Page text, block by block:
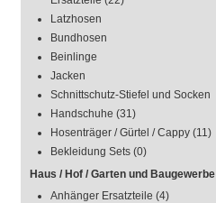
Latzhosen
Bundhosen
Beinlinge
Jacken
Schnittschutz-Stiefel und Socken
Handschuhe (31)
Hosenträger / Gürtel / Cappy (11)
Bekleidung Sets (0)
Haus / Hof / Garten und Baugewerbe
Anhänger Ersatzteile (4)